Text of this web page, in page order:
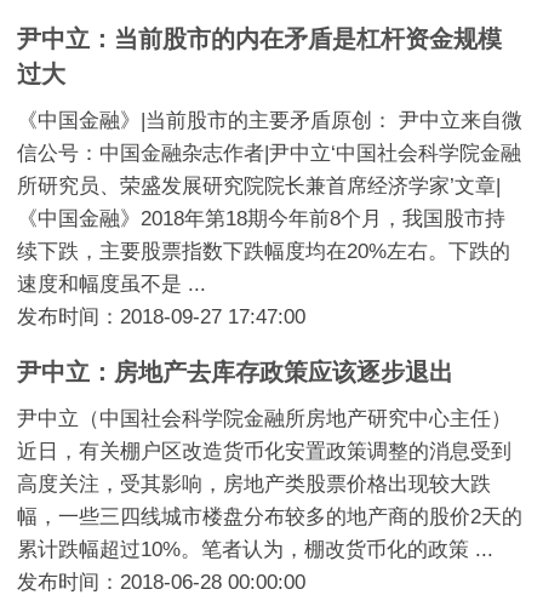
尹中立：当前股市的内在矛盾是杠杆资金规模
过大
《中国金融》|当前股市的主要矛盾原创： 尹中立来自微
信公号：中国金融杂志作者|尹中立‘中国社会科学院金融
所研究员、荣盛发展研究院院长兼首席经济学家’文章|
《中国金融》2018年第18期今年前8个月，我国股市持
续下跌，主要股票指数下跌幅度均在20%左右。下跌的
速度和幅度虽不是 ...
发布时间：2018-09-27 17:47:00
尹中立：房地产去库存政策应该逐步退出
尹中立（中国社会科学院金融所房地产研究中心主任）
近日，有关棚户区改造货币化安置政策调整的消息受到
高度关注，受其影响，房地产类股票价格出现较大跌
幅，一些三四线城市楼盘分布较多的地产商的股价2天的
累计跌幅超过10%。笔者认为，棚改货币化的政策 ...
发布时间：2018-06-28 00:00:00